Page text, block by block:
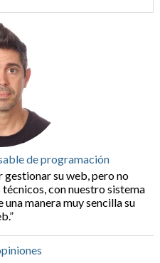
de programación
gestionar su web, pero no
con nuestro sistema
manera muy sencilla su